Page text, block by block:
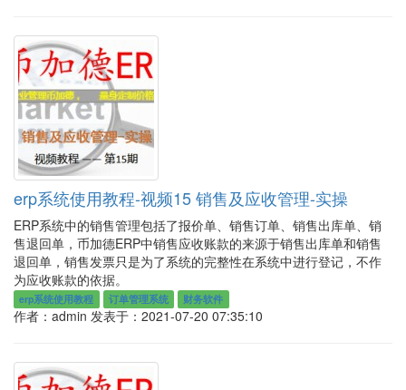
erp系统使用教程-视频15 销售及应收管理-实操
ERP系统中的销售管理包括了报价单、销售订单、销售出库单、销
售退回单，币加德ERP中销售应收账款的来源于销售出库单和销售
退回单，销售发票只是为了系统的完整性在系统中进行登记，不作
为应收账款的依据。
erp系统使用教程 订单管理系统 财务软件
作者：admin 发表于：2021-07-20 07:35:10